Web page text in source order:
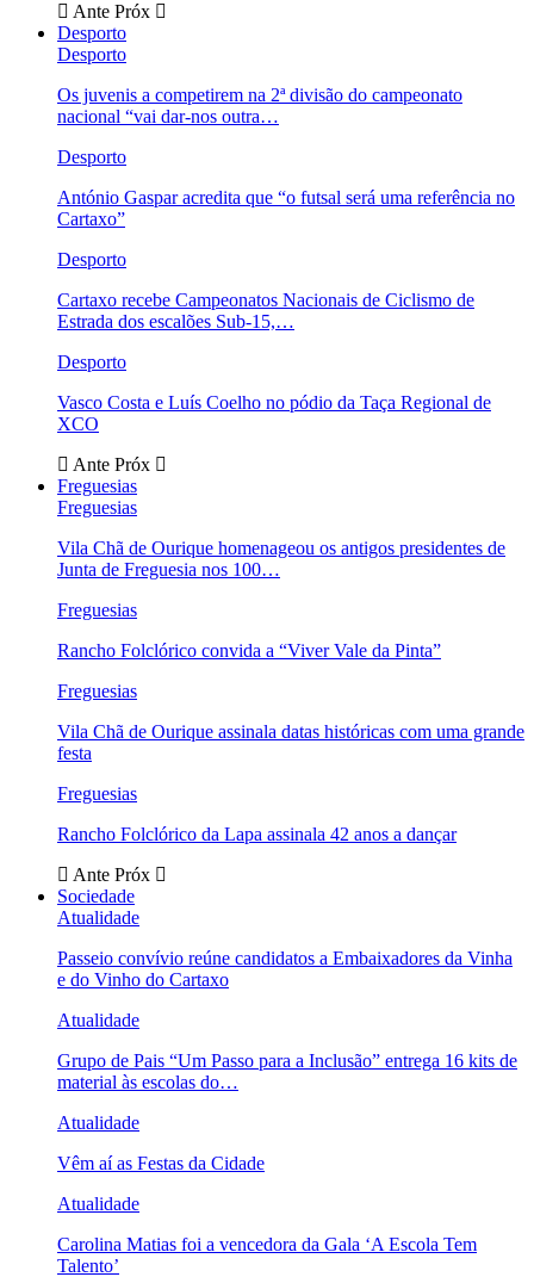
Ante Próx
Desporto
Desporto
Os juvenis a competirem na 2ª divisão do campeonato
nacional “vai dar-nos outra…
Desporto
António Gaspar acredita que “o futsal será uma referência no
Cartaxo”
Desporto
Cartaxo recebe Campeonatos Nacionais de Ciclismo de
Estrada dos escalões Sub-15,…
Desporto
Vasco Costa e Luís Coelho no pódio da Taça Regional de
XCO
Ante Próx
Freguesias
Freguesias
Vila Chã de Ourique homenageou os antigos presidentes de
Junta de Freguesia nos 100…
Freguesias
Rancho Folclórico convida a “Viver Vale da Pinta”
Freguesias
Vila Chã de Ourique assinala datas históricas com uma grande
festa
Freguesias
Rancho Folclórico da Lapa assinala 42 anos a dançar
Ante Próx
Sociedade
Atualidade
Passeio convívio reúne candidatos a Embaixadores da Vinha
e do Vinho do Cartaxo
Atualidade
Grupo de Pais “Um Passo para a Inclusão” entrega 16 kits de
material às escolas do…
Atualidade
Vêm aí as Festas da Cidade
Atualidade
Carolina Matias foi a vencedora da Gala ‘A Escola Tem
Talento’